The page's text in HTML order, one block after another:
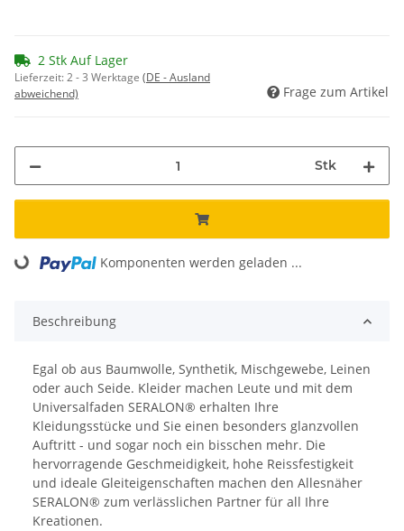
2 Stk Auf Lager
Lieferzeit:2 - 3 Werktage (DE - Ausland
abweichend)
Frage zum Artikel
Stk
Loading... Komponenten werden geladen ...
Beschreibung
Egal ob aus Baumwolle, Synthetik, Mischgewebe, Leinen
oder auch Seide. Kleider machen Leute und mit dem
Universalfaden SERALON® erhalten Ihre
Kleidungsstücke und Sie einen besonders glanzvollen
Auftritt - und sogar noch ein bisschen mehr. Die
hervorragende Geschmeidigkeit, hohe Reissfestigkeit
und ideale Gleiteigenschaften machen den Allesnäher
SERALON® zum verlässlichen Partner für all Ihre
Kreationen.